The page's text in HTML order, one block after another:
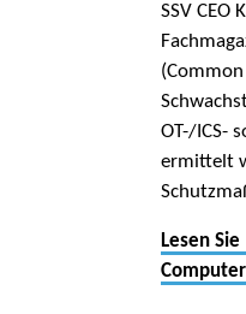
SSV
OT-/ICS-
ermittelt
Lesen